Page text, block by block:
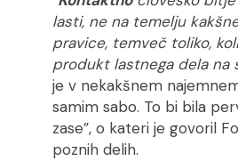
lasti, ne na temelju
pravice, temveč toliko,
produkt lastnega dela na
je v nekakšnem
samim sabo. To bi bila
zase”, o kateri je govoril
poznih delih.